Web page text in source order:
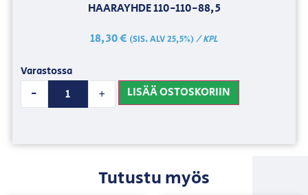
HAARAYHDE 110-110-88,5
18,30€ (SIS. ALV 25,5%)/ KPL
Varastossa
- + LISÄÄ OSTOSKORIIN
Tutustu myös